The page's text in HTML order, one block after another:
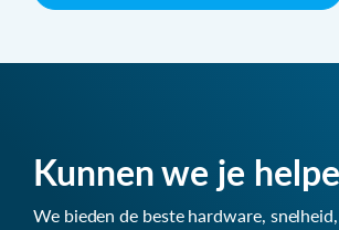
Kunnen we je
We bieden de beste hardware,